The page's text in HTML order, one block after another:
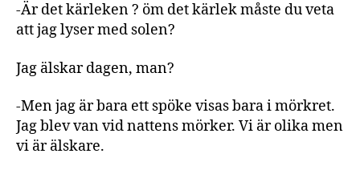
-Är det kärleken ? öm det kärlek måste du veta
att jag lyser med solen?
Jag älskar dagen, man?
-Men jag är bara ett spöke visas bara i mörkret.
Jag blev van vid nattens mörker. Vi är olika men
vi är älskare.